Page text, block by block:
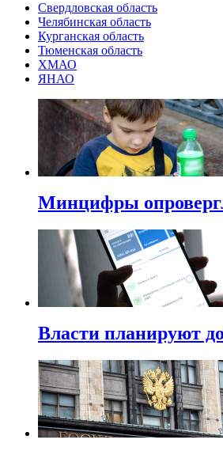
Свердловская область
Челябинская область
Курганская область
Тюменская область
ХМАО
ЯНАО
Минцифры
Власти планируют